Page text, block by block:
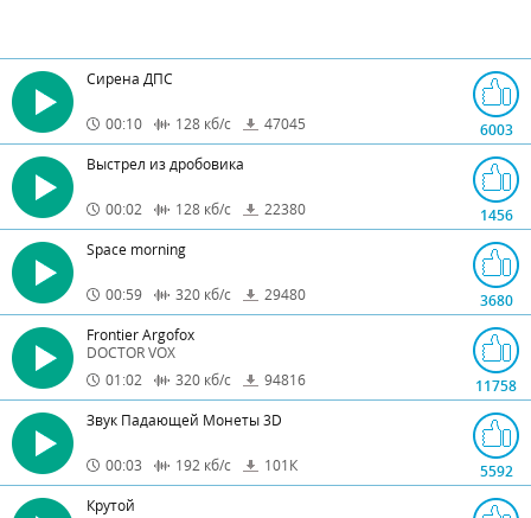
Сирена ДПС
00:10 128 кб/с 47045
6003
Выстрел из дробовика
00:02 128 кб/с 22380
1456
Space morning
00:59 320 кб/с 29480
3680
Frontier Argofox
DOCTOR VOX
01:02
320 кб/с 94816
11758
Звук Падающей Монеты 3D
00:03 192 кб/с 101К
5592
Крутой